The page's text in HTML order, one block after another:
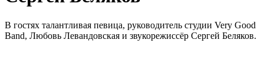
В гостях талантливая певица, руководитель студии Very Good
Band, Любовь Левандовская и звукорежиссёр Сергей Беляков.